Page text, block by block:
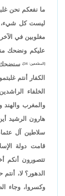
ما نفعكم نحن
ليست كل شيء،
مغلوبين في
عليكم ونضحك
[المطففين: 34]،
سنضحك
الكفار أنتم
الخلفاء
والمغرب
هارون الرشيد
سلاطين آل
قامت دولة
تتصورون أنكم
الدهور؟ لا،
وكسروا، وجاء